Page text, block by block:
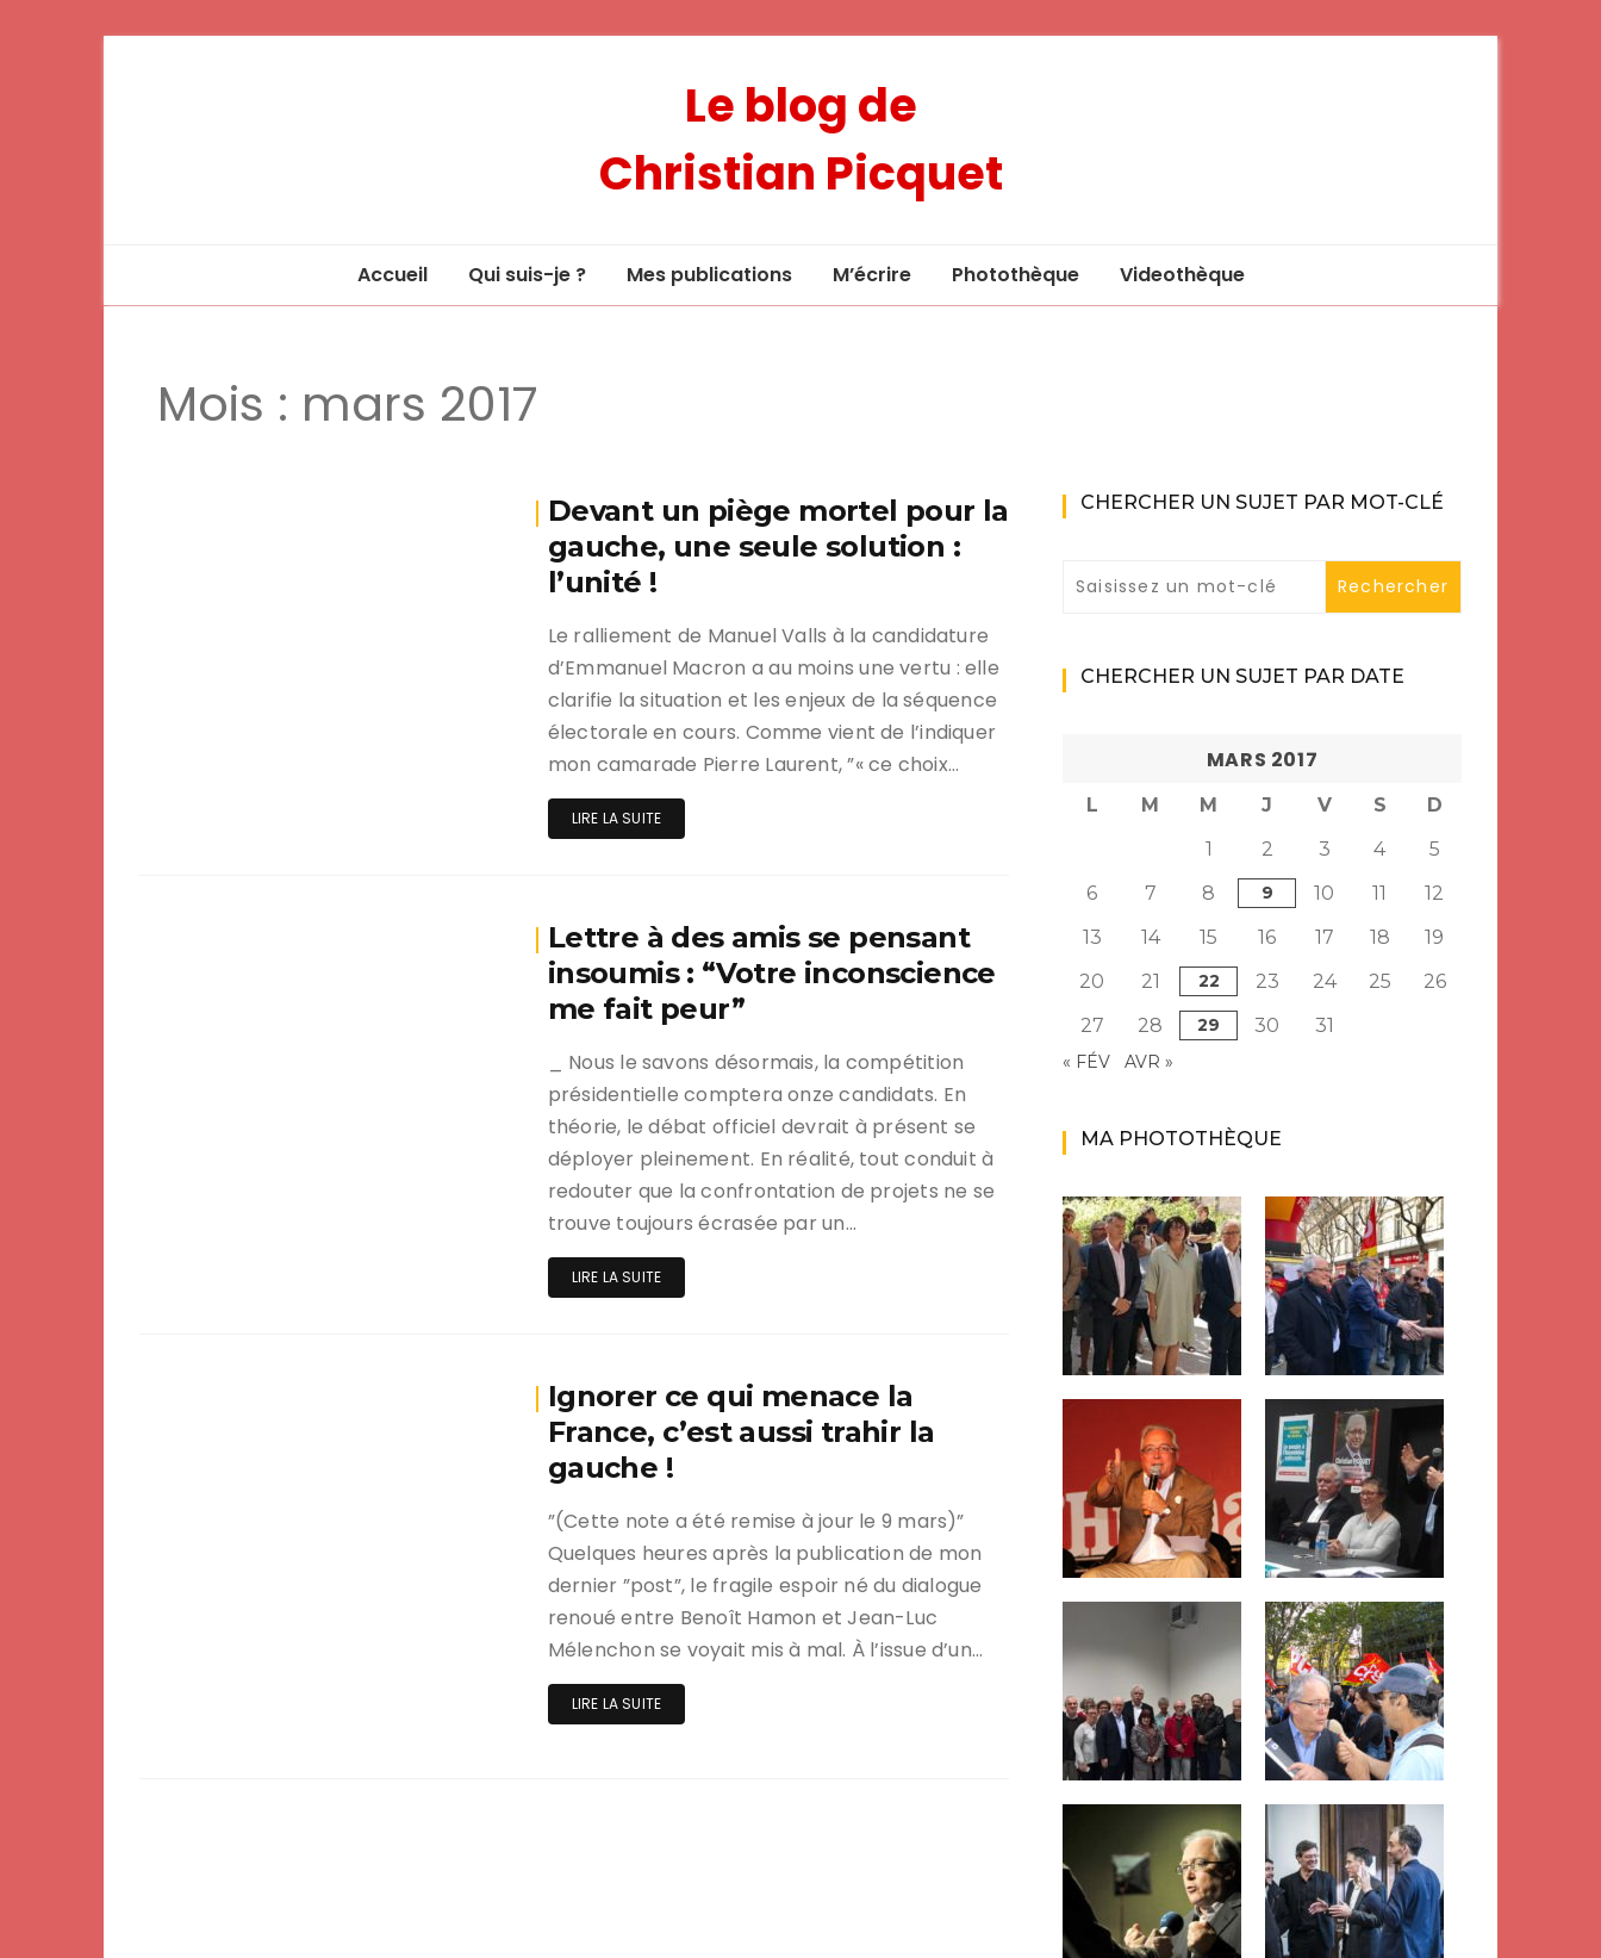
Le blog de
Christian Picquet
Accueil Qui suis-je ? Mes publications M’écrire Photothèque Videothèque
Mois : mars 2017
Devant un piège mortel pour la
gauche, une seule solution :
l’unité !
Le ralliement de Manuel Valls à la candidature
d’Emmanuel Macron a au moins une vertu : elle
clarifie la situation et les enjeux de la séquence
électorale en cours. Comme vient de l’indiquer
mon camarade Pierre Laurent, ”« ce choix…
LIRE LA SUITE
Lettre à des amis se pensant
insoumis : “Votre inconscience
me fait peur”
_ Nous le savons désormais, la compétition
présidentielle comptera onze candidats. En
théorie, le débat officiel devrait à présent se
déployer pleinement. En réalité, tout conduit à
redouter que la confrontation de projets ne se
trouve toujours écrasée par un…
LIRE LA SUITE
Ignorer ce qui menace la
France, c’est aussi trahir la
gauche !
”(Cette note a été remise à jour le 9 mars)”
Quelques heures après la publication de mon
dernier ”post”, le fragile espoir né du dialogue
renoué entre Benoît Hamon et Jean-Luc
Mélenchon se voyait mis à mal. À l’issue d’un…
LIRE LA SUITE
CHERCHER UN SUJET PAR MOT-CLÉ
CHERCHER UN SUJET PAR DATE
MARS 2017
L M M J V S
D
1
2 3 4
5
6
7 8 9 10 11
12
13
14 15 16 17 18
19
20
21 22 23 24 25
26
27
28 29 30 31
« FÉV AVR »
MA PHOTOTHÈQUE